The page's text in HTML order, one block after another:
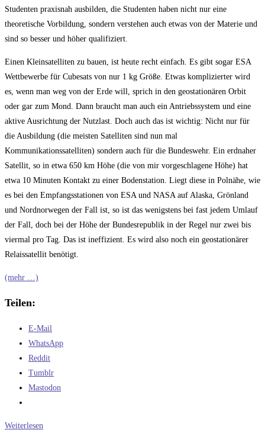
Studenten praxisnah ausbilden, die Studenten haben nicht nur eine
theoretische Vorbildung, sondern verstehen auch etwas von der Materie und
sind so besser und höher qualifiziert.
Einen Kleinsatelliten zu bauen, ist heute recht einfach. Es gibt sogar ESA
Wettbewerbe für Cubesats von nur 1 kg Größe. Etwas komplizierter wird
es, wenn man weg von der Erde will, sprich in den geostationären Orbit
oder gar zum Mond. Dann braucht man auch ein Antriebssystem und eine
aktive Ausrichtung der Nutzlast. Doch auch das ist wichtig: Nicht nur für
die Ausbildung (die meisten Satelliten sind nun mal
Kommunikationssatelliten) sondern auch für die Bundeswehr. Ein erdnaher
Satellit, so in etwa 650 km Höhe (die von mir vorgeschlagene Höhe) hat
etwa 10 Minuten Kontakt zu einer Bodenstation. Liegt diese in Polnähe, wie
es bei den Empfangsstationen von ESA und NASA auf Alaska, Grönland
und Nordnorwegen der Fall ist, so ist das wenigstens bei fast jedem Umlauf
der Fall, doch bei der Höhe der Bundesrepublik in der Regel nur zwei bis
viermal pro Tag. Das ist ineffizient. Es wird also noch ein geostationärer
Relaissatellit benötigt.
(mehr …)
Teilen:
E-Mail
WhatsApp
Reddit
Tumblr
Mastodon
Weiterlesen